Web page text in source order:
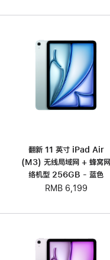
翻新 11 英寸 iPad Air
(M3) 无线局域网 + 蜂窝网
络机型 256GB - 蓝色
RMB 6,199